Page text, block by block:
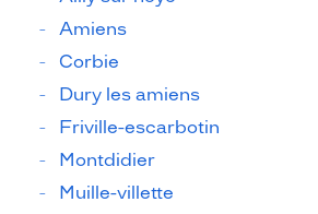
Amiens
Corbie
Dury les amiens
Friville-escarbotin
Montdidier
Muille-villette